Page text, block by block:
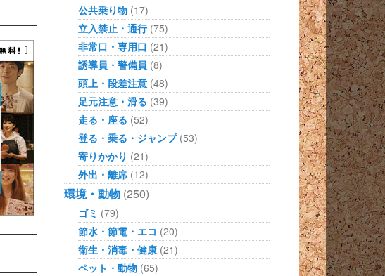
公共乗り物 (17)
立入禁止・通行(75)
非常口・専用口 (21)
誘導員・警備員 (8)
頭上・段差注意 (48)
足元注意・滑る (39)
走る・座る (52)
登る・乗る・ジャンプ(53)
寄りかかり (21)
外出・離席 (12)
環境・動物 (250)
ゴミ (79)
節水・節電・エコ (20)
衛生・消毒・健康 (21)
ペット・動物 (65)